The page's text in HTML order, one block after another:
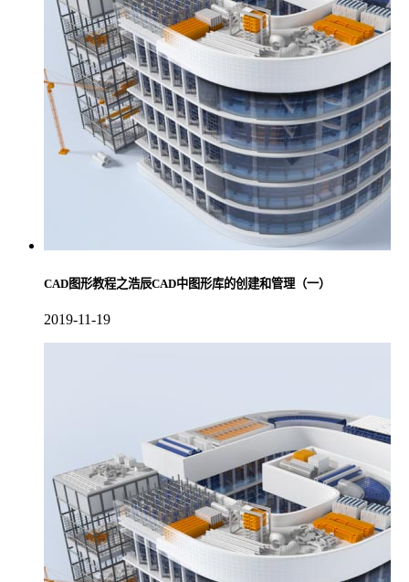
CAD图形教程之浩辰CAD中图形库的创建和管理（一）
2019-11-19